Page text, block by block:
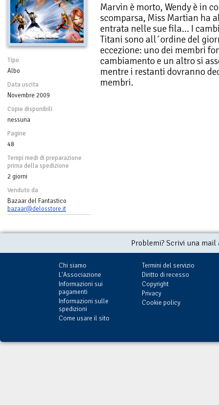
Tipo
Albo
Data uscita
Novembre 2009
Copie disponibili
nessuna
Pagine
48
Tempi medi di preparazione
prima della spedizione
2 giorni
Venduto da
Bazaar del Fantastico
bazaar@delosstore.it
Marvin è morto, Wendy è in
scomparsa, Miss Martian ha
entrata nelle sue fila... I
Titani sono all´ordine del
eccezione: uno dei membri
cambiamento e un altro si
mentre i restanti dovranno
membri.
Problemi? Scrivi una
Chi siamo
L'Associazione
Informazioni sui
pagamenti
Informazioni sulle
spedizioni
Come usare il sito
Termini del servizio
Diritto di recesso
Copyright
Privacy
Cookie policy